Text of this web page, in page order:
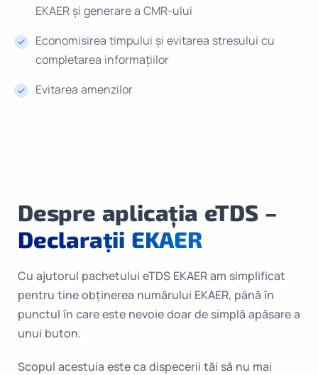
Despre aplicația eTDS –
Declarații EKAER
Cu ajutorul pachetului eTDS EKAER am simplificat
pentru tine obținerea numărului EKAER, până în
punctul în care este nevoie doar de simplă apăsare a
unui buton.
Scopul acestuia este ca dispecerii tăi să nu mai
EKAER și generare a CMR-ului
Economisirea timpului și evitarea stresului cu
completarea informațiilor
Evitarea amenzilor